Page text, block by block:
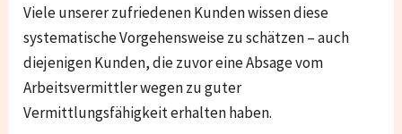
Viele unserer zufriedenen Kunden wissen diese
systematische Vorgehensweise zu schätzen – auch
diejenigen Kunden, die zuvor eine Absage vom
Arbeitsvermittler wegen zu guter
Vermittlungsfähigkeit erhalten haben.